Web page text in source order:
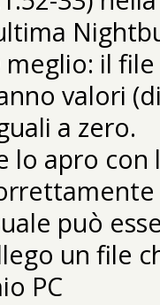
meglio: il
valori
a zero.
lo apro con
può
un file
PC